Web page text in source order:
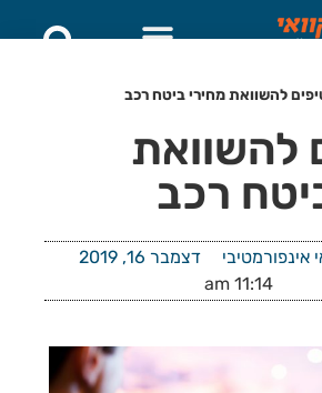
להשוואת
רכב
אינפורמטיבי
דצמבר 16, 2019
11:14 am